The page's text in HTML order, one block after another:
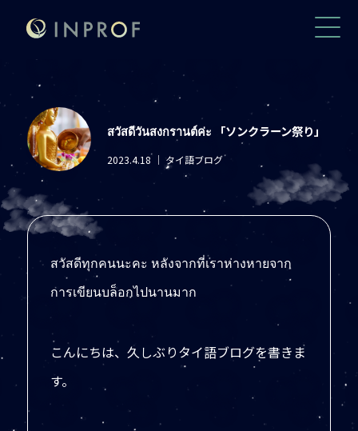
สวัสดีวันสงกรานต์ค่ะ 「ソンクラーン祭り」
2023.4.18｜ タイ語ブログ
สวัสดีทุกคนนะคะ หลังจากที่เราห่างหายจาก
การเขียนบล็อกไปนานมาก
こんにちは、久しぶりタイ語ブログを書きま
す。